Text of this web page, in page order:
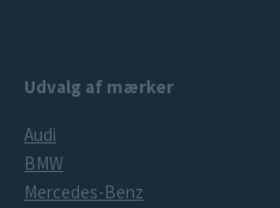
Udvalg af mærker
Audi
BMW
Mercedes-Benz